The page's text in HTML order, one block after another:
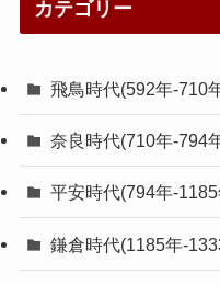
カテゴリー
飛鳥時代(592年-710
奈良時代(710年-794
平安時代(794年-
鎌倉時代(1185年-